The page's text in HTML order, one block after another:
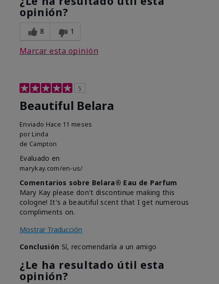
opinión?
8 1
Marcar esta opinión
5
Beautiful Belara
Enviado Hace 11 meses
por Linda
de Campton
Evaluado en
marykay.com/en-us/
Comentarios sobre Belara® Eau de Parfum
Mary Kay please don't discontinue making this
cologne! It's a beautiful scent that I get numerous
compliments on.
Mostrar Traducción
Conclusión Sí, recomendaría a un amigo
¿Le ha resultado útil esta
opinión?